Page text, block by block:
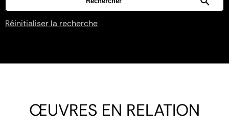
Réinitialiser la recherche
ŒUVRES EN RELATION